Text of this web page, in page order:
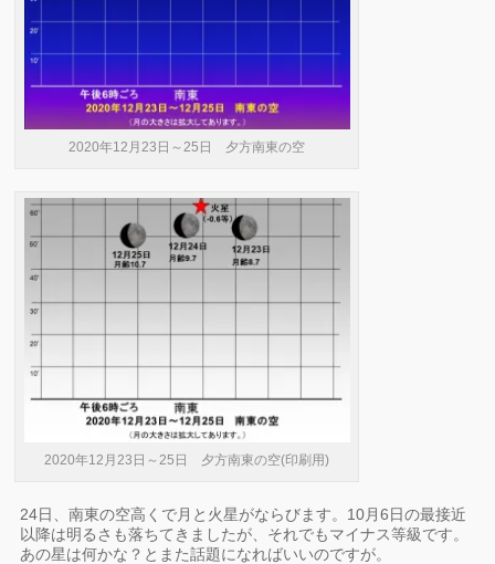
2020年12月23日～25日 夕方南東の空
2020年12月23日～25日 夕方南東の空(印刷用)
24日、南東の空高くで月と火星がならびます。10月6日の最接近
以降は明るさも落ちてきましたが、それでもマイナス等級です。
あの星は何かな？とまた話題になればいいのですが。